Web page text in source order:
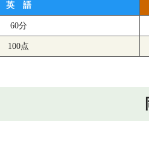
英 語
60分
100点